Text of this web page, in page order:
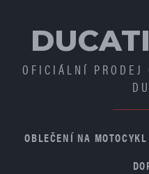
DUCATI
OFICIÁLNÍ PRODEJ
OBLEČENÍ NA MOTOCYKL